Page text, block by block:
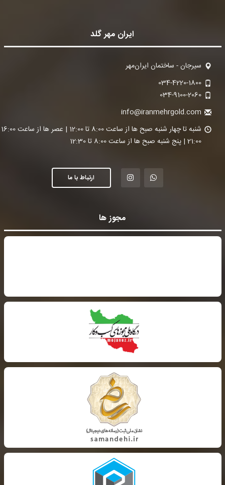
ایران مهر گلد
سیرجان - ساختمان ایران‌مهر
034-4220-1800
034-9100-2060
info@iranmehrgold.com
21:00 | پنج شنبه صبح ها از ساعت 8:00 تا 12:30
ارتباط با ما
مجوز ها